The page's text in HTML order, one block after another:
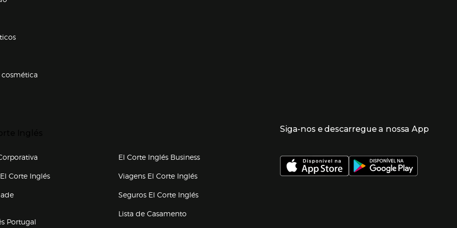
Corte Inglés(abre en nueva ventana)
Portugal
El Corte Inglés Business
Viagens El Corte Inglés(abre en nueva ventana)
Seguros El Corte Inglés(abre en nueva ventana)
Lista de Casamento
Siga-nos e descarregue a nossa App